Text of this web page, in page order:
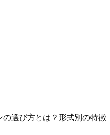
選び方とは？形式別の特徴